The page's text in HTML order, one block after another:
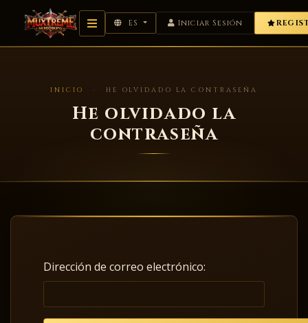
DESCARGAS
RANKINGS
ES Iniciar Sesión
INICIO HE OLVIDADO LA CONTRASEÑA
He olvidado la
contraseña
Dirección de correo electrónico: